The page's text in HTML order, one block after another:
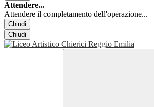
Attendere...
Attendere il completamento dell'operazione...
Chiudi
Chiudi